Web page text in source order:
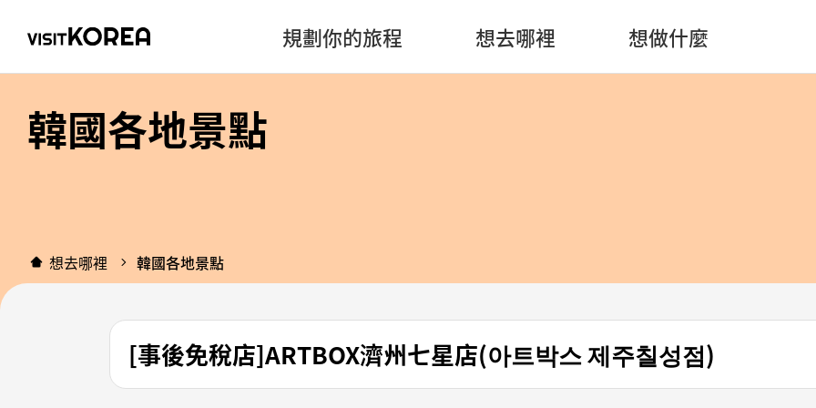
規劃你的旅程 想去哪裡 想做什麼
韓國各地景點
想去哪裡 韓國各地景點
[事後免稅店]ARTBOX濟州七星店(아트박스 제주칠성점)